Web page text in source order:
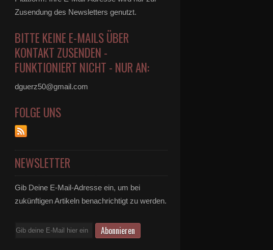
Zusendung des Newsletters genutzt.
BITTE KEINE E-MAILS ÜBER
KONTAKT ZUSENDEN -
FUNKTIONIERT NICHT - NUR AN:
dguerz50@gmail.com
FOLGE UNS
NEWSLETTER
Gib Deine E-Mail-Adresse ein, um bei
zukünftigen Artikeln benachrichtigt zu werden.
E-